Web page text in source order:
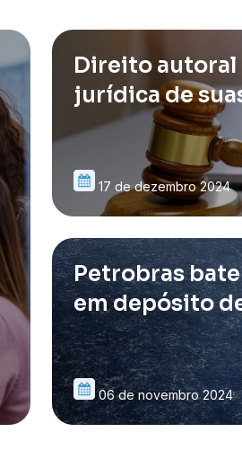
Direito autoral
jurídica de
17 de dezembro 2024
Petrobras
em depósito
06 de novembro 2024